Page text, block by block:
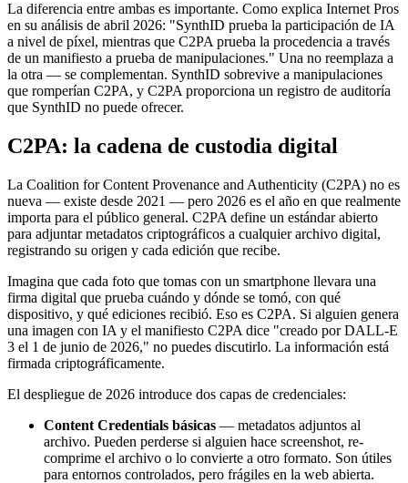
La diferencia entre ambas es importante. Como explica Internet Pros
en su análisis de abril 2026: "SynthID prueba la participación de IA
a nivel de píxel, mientras que C2PA prueba la procedencia a través
de un manifiesto a prueba de manipulaciones." Una no reemplaza a
la otra — se complementan. SynthID sobrevive a manipulaciones
que romperían C2PA, y C2PA proporciona un registro de auditoría
que SynthID no puede ofrecer.
C2PA: la cadena de custodia digital
La Coalition for Content Provenance and Authenticity (C2PA) no es
nueva — existe desde 2021 — pero 2026 es el año en que realmente
importa para el público general. C2PA define un estándar abierto
para adjuntar metadatos criptográficos a cualquier archivo digital,
registrando su origen y cada edición que recibe.
Imagina que cada foto que tomas con un smartphone llevara una
firma digital que prueba cuándo y dónde se tomó, con qué
dispositivo, y qué ediciones recibió. Eso es C2PA. Si alguien genera
una imagen con IA y el manifiesto C2PA dice "creado por DALL-E
3 el 1 de junio de 2026," no puedes discutirlo. La información está
firmada criptográficamente.
El despliegue de 2026 introduce dos capas de credenciales:
Content Credentials básicas — metadatos adjuntos al
archivo. Pueden perderse si alguien hace screenshot, re-
comprime el archivo o lo convierte a otro formato. Son útiles
para entornos controlados, pero frágiles en la web abierta.